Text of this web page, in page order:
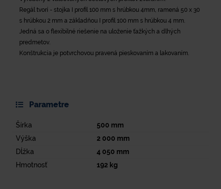
Regál tvorí - stojka I profil 100 mm s hrúbkou 4mm, ramená 50 x 30
s hrúbkou 2 mm a základňou I profil 100 mm s hrúbkou 4 mm.
Jedná sa o flexibilné riešenie na uloženie ťažkých a dlhých
predmetov.
Konštrukcia je potvrchovou pravená pieskovaním a lakovaním.
Parametre
Šírka 500 mm
Výška
2 000 mm
Dĺžka
4 050 mm
Hmotnosť
192 kg